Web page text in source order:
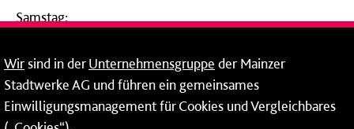
Samstag:
24-Stunden-Telefon*
06131 – 12 77 77
Wirsind in derUnternehmensgruppe der Mainzer
Stadtwerke AG und führen ein gemeinsames
Einwilligungsmanagement für Cookies und Vergleichbares